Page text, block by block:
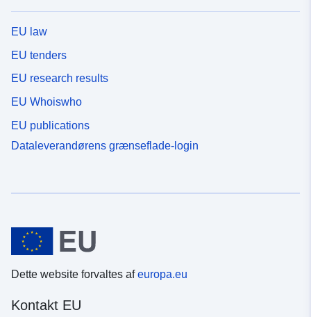
EU law
EU tenders
EU research results
EU Whoiswho
EU publications
Dataleverandørens grænseflade-login
Dette website forvaltes afeuropa.eu
Kontakt EU